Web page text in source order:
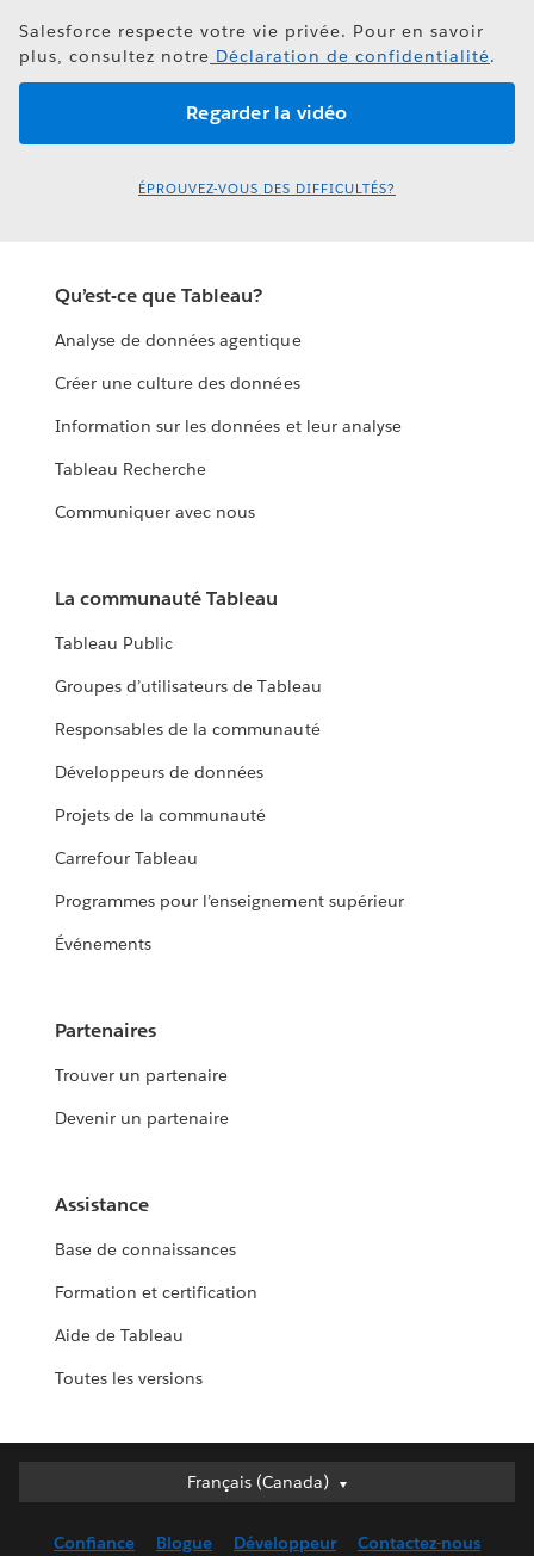
Salesforce respecte votre vie privée. Pour en savoir
plus, consultez notre Déclaration de confidentialité.
ÉPROUVEZ-VOUS DES DIFFICULTÉS?
Qu’est-ce que Tableau?
Analyse de données agentique
Créer une culture des données
Information sur les données et leur analyse
Tableau Recherche
Communiquer avec nous
La communauté Tableau
Tableau Public
Groupes d’utilisateurs de Tableau
Responsables de la communauté
Développeurs de données
Projets de la communauté
Carrefour Tableau
Programmes pour l’enseignement supérieur
Événements
Partenaires
Trouver un partenaire
Devenir un partenaire
Assistance
Base de connaissances
Formation et certification
Aide de Tableau
Toutes les versions
Français (Canada)
Français (Canada)
English (UK)
Confiance Blogue Développeur Contactez-nous